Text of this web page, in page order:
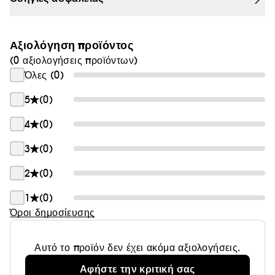
consumercaregreece@loreal.com
Αξιολόγηση προϊόντος
(0 αξιολογήσεις προϊόντων)
Όλες (0)
5
(0)
4
(0)
3
(0)
2
(0)
1
(0)
Όροι δημοσίευσης
Αυτό το προϊόν δεν έχει ακόμα αξιολογήσεις.
Αφήστε την κριτική σας